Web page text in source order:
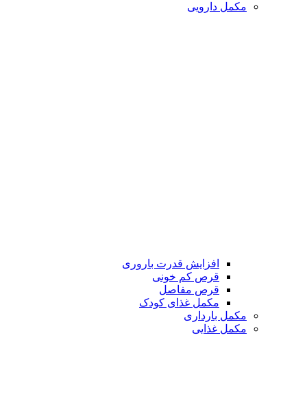
مکمل دارویی
افزایش قدرت باروری
قرص کم خونی
قرص مفاصل
مکمل غذای کودک
مکمل بارداری
مکمل غذایی